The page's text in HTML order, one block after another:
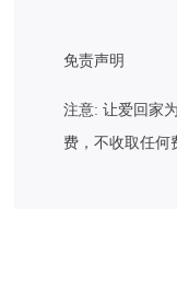
免责声明
注意: 让爱回家
费，不收取任何